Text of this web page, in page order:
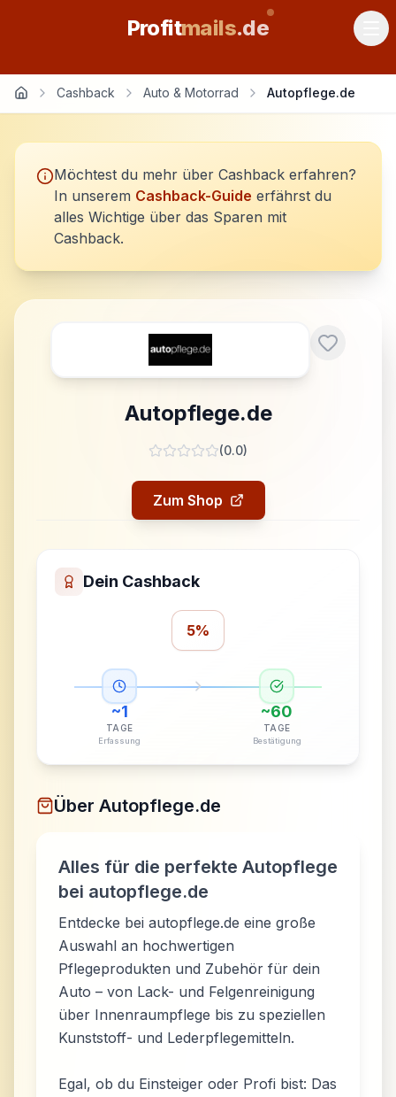
Profitmails.de
Cashback Auto & Motorrad Autopflege.de
Möchtest du mehr über Cashback erfahren?
In unserem Cashback-Guide erfährst du
alles Wichtige über das Sparen mit
Cashback.
Autopflege.de
(0.0)
Zum Shop
Dein Cashback
5%
~1
TAGE
Erfassung
~60
TAGE
Bestätigung
Über Autopflege.de
Alles für die perfekte Autopflege
bei autopflege.de
Entdecke bei autopflege.de eine große
Auswahl an hochwertigen
Pflegeprodukten und Zubehör für dein
Auto – von Lack- und Felgenreinigung
über Innenraumpflege bis zu speziellen
Kunststoff- und Lederpflegemitteln.
Egal, ob du Einsteiger oder Profi bist: Das